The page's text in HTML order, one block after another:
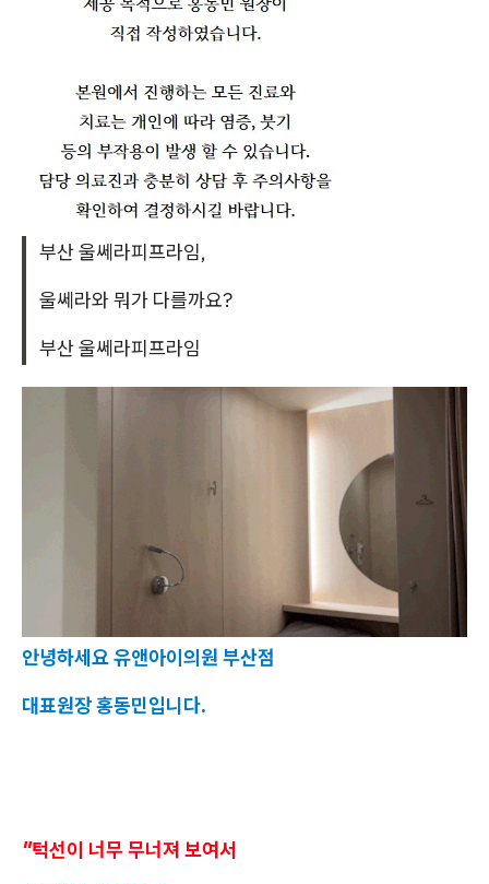
부산 울쎄라피프라임,
울쎄라와 뭐가 다를까요?
부산 울쎄라피프라임
안녕하세요 유앤아이의원 부산점
대표원장 홍동민입니다.
"턱선이 너무 무너져 보여서